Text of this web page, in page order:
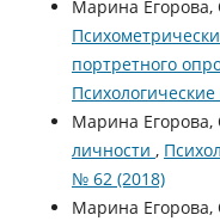
Марина
портретного
Марина
личности ,
№ 62 (2018)
Марина